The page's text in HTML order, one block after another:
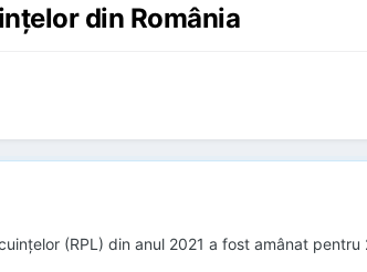
din România
(RPL) din anul 2021 a fost amânat